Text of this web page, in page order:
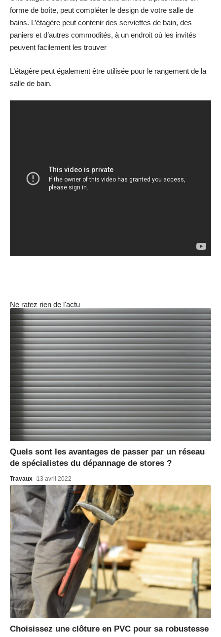
forme de boîte, peut compléter le design de votre salle de
bains. L’étagère peut contenir des serviettes de bain, des
paniers et d’autres commodités, à un endroit où les invités
peuvent facilement les trouver
L’étagère peut également être utilisée pour le rangement de la
salle de bain.
Ne ratez rien de l'actu
Quels sont les avantages de passer par un réseau
de spécialistes du dépannage de stores ?
Travaux 13 avril 2022
Choisissez une clôture en PVC pour sa robustesse